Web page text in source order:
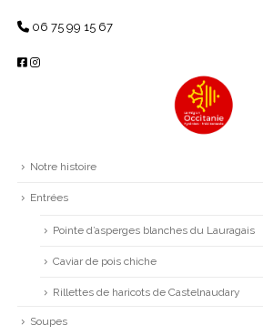
06 75 99 15 67
Notre histoire
Entrées
Pointe d’asperges blanches du Lauragais
Caviar de pois chiche
Rillettes de haricots de Castelnaudary
Soupes